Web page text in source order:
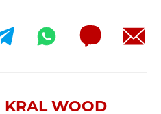
KRAL WOOD